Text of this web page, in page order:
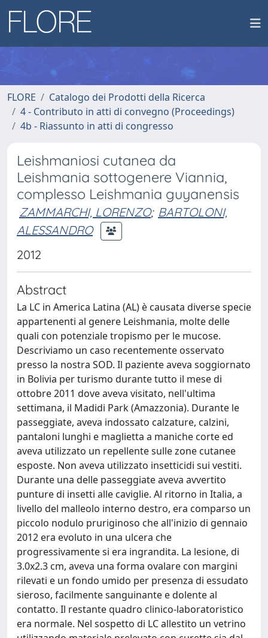
FLORE
Catalogo dei Prodotti della Ricerca
4 - Contributo in atti di convegno (Proceedings)
4b - Riassunto in atti di congresso
Leishmaniosi cutanea da
Leishmania sottogenere Viannia,
complesso Leishmania guyanensis
ZAMMARCHI, LORENZO; BARTOLONI,
ALESSANDRO
2012
Abstract
La LC in America Latina (AL) è causata diverse specie
appartenenti al genere Leishmania, molte delle
quali con potenziale tropismo per le mucose.
Descriviamo un caso recentemente osservato
presso la nostra SOD. Il paziente aveva soggiornato
in Bolivia per turismo durante tutto il mese di
ottobre 2011 dove aveva visitato, nell'ultima
settimana, il Madidi Park (Amazzonia). Durante le
passeggiate, aveva indossato calzature, calzini,
pantaloni lunghi e maglietta a maniche corte ed
aveva utilizzato un repellente sulle zone cutanee
esposte. Non aveva utilizzato insetticidi sui vestiti.
Durante una delle passeggiate aveva avvertito
punture di insetti alle caviglie. Al ritorno in Italia, a
livello del malleolo interno destro, era comparso un
piccolo nodulo pruriginoso che all'inizio di gennaio
2012 era evoluto in una ulcera che
progressivamente si era ingrandita. La lesione, di
3.0x2.3 cm, aveva una forma ovalare con margini
rilevati e un fondo umido per presenza di essudato
sieroso, facilmente sanguinante e dolente al
contatto. Il restante quadro clinico-laboratoristico
era normale. Nel sospetto di LC allestito un vetrino